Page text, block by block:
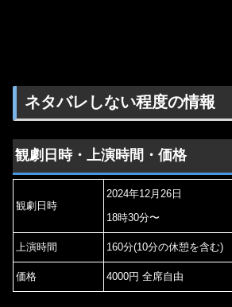
ネタバレしない程度の情報
観劇日時・上演時間・価格
観劇日時
2024年12月26日
18時30分〜
上演時間 160分(10分の休憩を含む)
価格 4000円 全席自由